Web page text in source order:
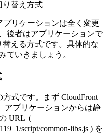
り替え方式
リケーションは全く変更
後者はアプリケーションで
える方式です。具体的な
ていきましょう。
式です。まず CloudFront
アプリケーションからは静
URL (
script/common-libs.js ) を